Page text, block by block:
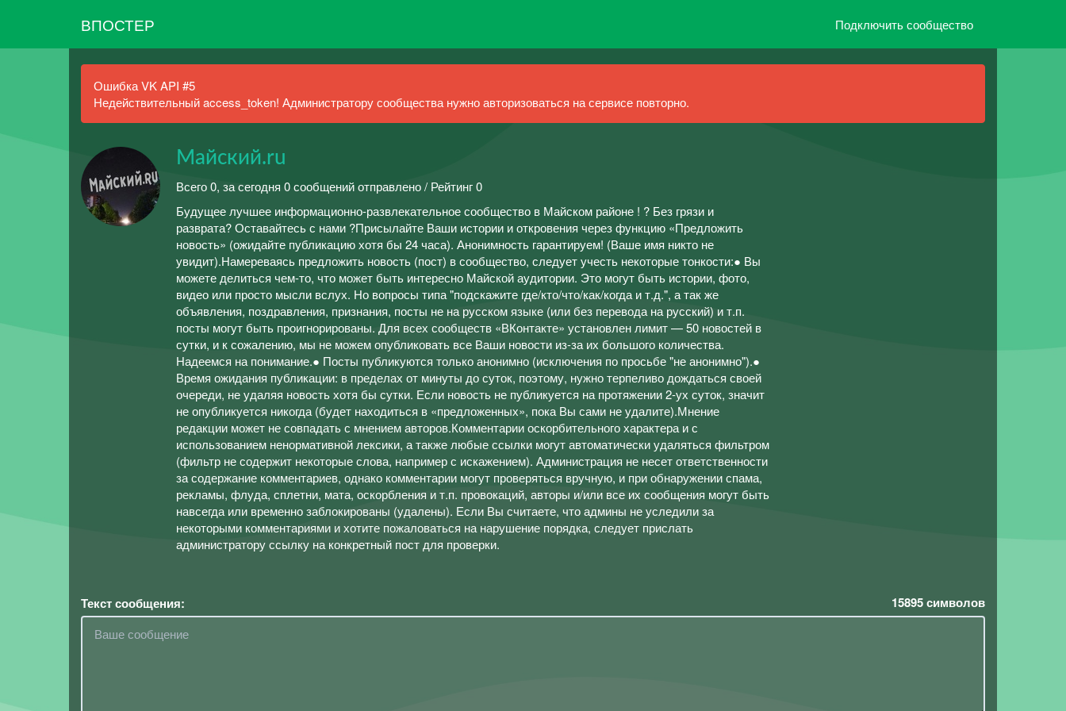
ВПОСТЕР Подключить сообщество
Ошибка VK API #5
Недействительный access_token! Администратору сообщества нужно авторизоваться на сервисе повторно.
Майский.ru
Всего 0, за сегодня 0 сообщений отправлено / Рейтинг 0
Будущее лучшее информационно-развлекательное сообщество в Майском районе ! ? Без грязи и
разврата? Оставайтесь с нами ?Присылайте Ваши истории и откровения через функцию «Предложить
новость» (ожидайте публикацию хотя бы 24 часа). Анонимность гарантируем! (Ваше имя никто не
увидит).Намереваясь предложить новость (пост) в сообщество, следует учесть некоторые тонкости:● Вы
можете делиться чем-то, что может быть интересно Майской аудитории. Это могут быть истории, фото,
видео или просто мысли вслух. Но вопросы типа "подскажите где/кто/что/как/когда и т.д.", а так же
объявления, поздравления, признания, посты не на русском языке (или без перевода на русский) и т.п.
посты могут быть проигнорированы. Для всех сообществ «ВКонтакте» установлен лимит — 50 новостей в
сутки, и к сожалению, мы не можем опубликовать все Ваши новости из-за их большого количества.
Надеемся на понимание.● Посты публикуются только анонимно (исключения по просьбе "не анонимно").●
Время ожидания публикации: в пределах от минуты до суток, поэтому, нужно терпеливо дождаться своей
очереди, не удаляя новость хотя бы сутки. Если новость не публикуется на протяжении 2-ух суток, значит
не опубликуется никогда (будет находиться в «предложенных», пока Вы сами не удалите).Мнение
редакции может не совпадать с мнением авторов.Комментарии оскорбительного характера и с
использованием ненормативной лексики, а также любые ссылки могут автоматически удаляться фильтром
(фильтр не содержит некоторые слова, например с искажением). Администрация не несет ответственности
за содержание комментариев, однако комментарии могут проверяться вручную, и при обнаружении спама,
рекламы, флуда, сплетни, мата, оскорбления и т.п. провокаций, авторы и/или все их сообщения могут быть
навсегда или временно заблокированы (удалены). Если Вы считаете, что админы не уследили за
некоторыми комментариями и хотите пожаловаться на нарушение порядка, следует прислать
администратору ссылку на конкретный пост для проверки.
Текст сообщения: 15895символов